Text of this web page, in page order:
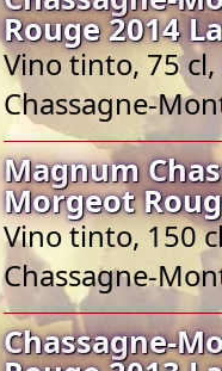
Rouge 2014
Vino tinto, 75
Chassagne-
Magnum
Morgeot
Vino tinto, 150
Chassagne-
Chassagne-